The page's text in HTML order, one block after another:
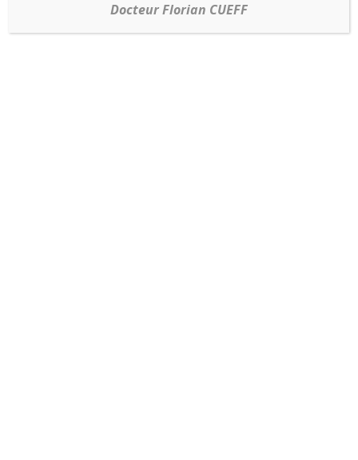
sur Rendez-vous
Docteur Florian CUEFF